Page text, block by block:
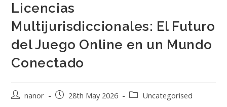
Licencias
Multijurisdiccionales: El Futuro
del Juego Online en un Mundo
Conectado
nanor 28th May 2026 Uncategorised